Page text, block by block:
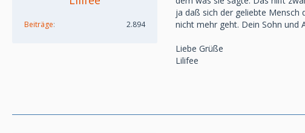
Beiträge 2.894
ja daß sich der geliebte Mensch
nicht mehr geht. Dein Sohn und
Liebe Grüße
Lilifee